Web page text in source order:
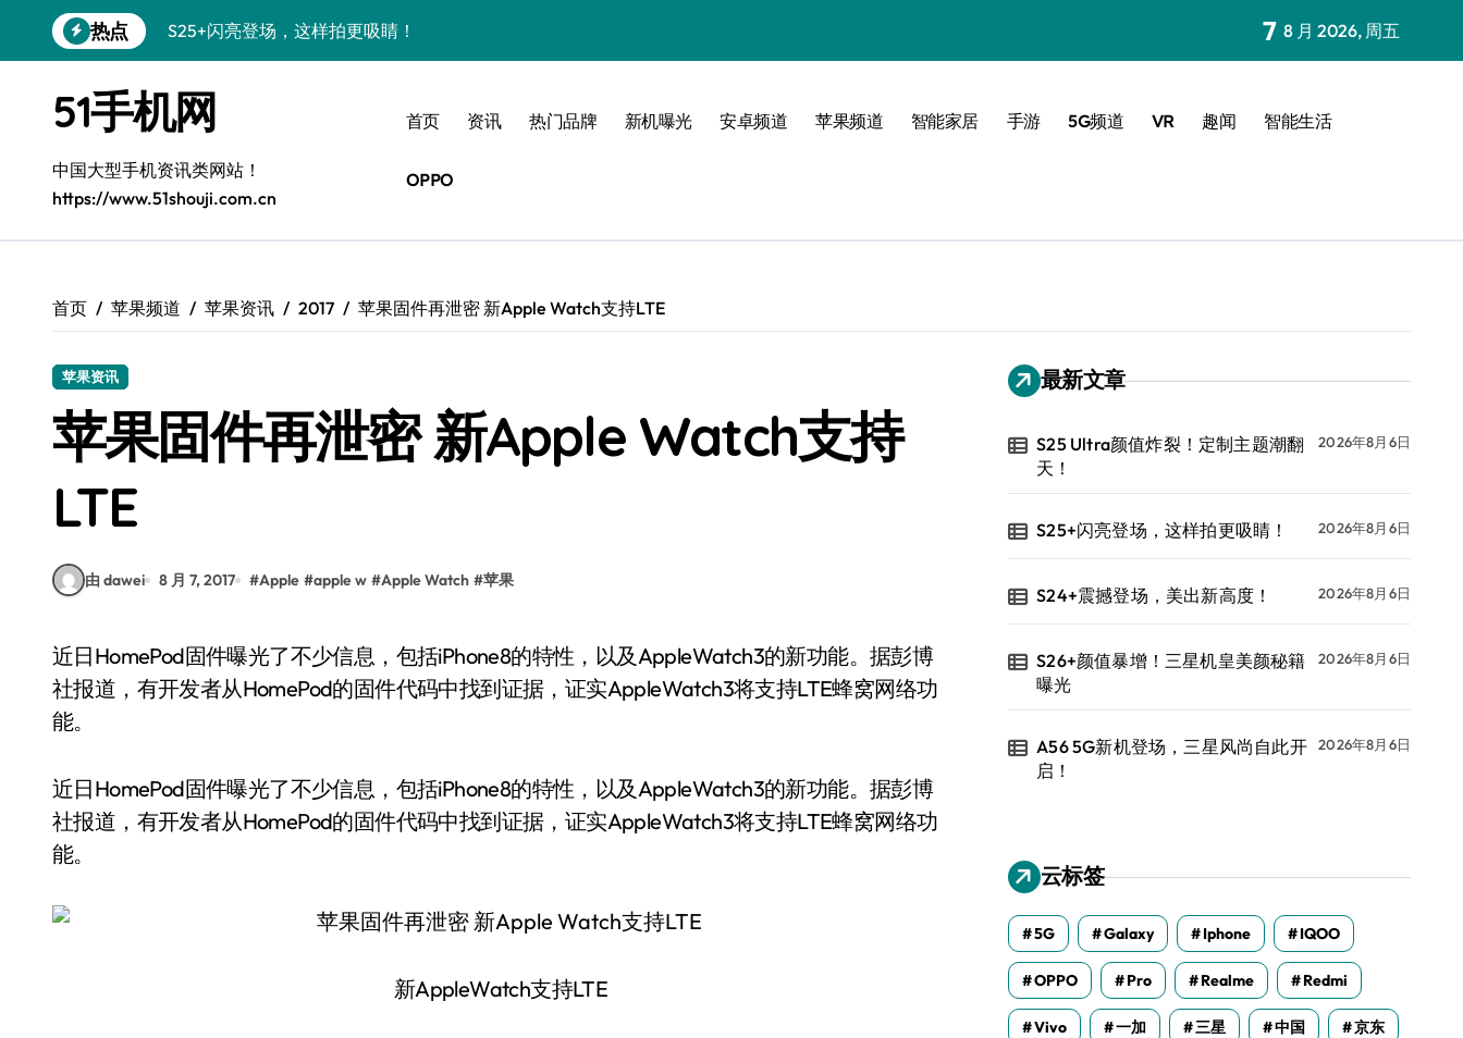
到
热点
S25+闪亮登场，这样拍更吸睛！
S26+颜值暴增！三星机皇美颜秘籍曝光
A56 5G新机登场，三星风尚自此开启！
三星S26上手秒变个性神器！
S25美化秘籍：个性定制，炫酷随心！
Galaxy C55 5G登场，美学新纪元！
S25 Ultra颜值炸裂！定制主题潮翻天！
7 8 月 2026, 周五
51手机网
中国大型手机资讯类网站！
https://www.51shouji.com.cn
首页 资讯 热门品牌 新机曝光 安卓频道 苹果频道 智能家居 手游 5G频道 VR 趣闻 智能生活
OPPO
首页 苹果频道 苹果资讯 2017 苹果固件再泄密 新Apple Watch支持LTE
苹果资讯
苹果固件再泄密 新Apple Watch支持
LTE
由 dawei 8 月 7, 2017 #Apple #apple w #Apple Watch #苹果
近日HomePod固件曝光了不少信息，包括iPhone8的特性，以及AppleWatch3的新功能。据彭博
社报道，有开发者从HomePod的固件代码中找到证据，证实AppleWatch3将支持LTE蜂窝网络功
能。
近日HomePod固件曝光了不少信息，包括iPhone8的特性，以及AppleWatch3的新功能。据彭博
社报道，有开发者从HomePod的固件代码中找到证据，证实AppleWatch3将支持LTE蜂窝网络功
能。
新AppleWatch支持LTE
最新文章
S25 Ultra颜值炸裂！定制主题潮翻
天！
2026年8月6日
S25+闪亮登场，这样拍更吸睛！ 2026年8月6日
S24+震撼登场，美出新高度！ 2026年8月6日
S26+颜值暴增！三星机皇美颜秘籍
曝光
2026年8月6日
A56 5G新机登场，三星风尚自此开
启！
2026年8月6日
云标签
5G Galaxy Iphone IQOO
OPPO Pro Realme Redmi
Vivo 一加 三星 中国 京东